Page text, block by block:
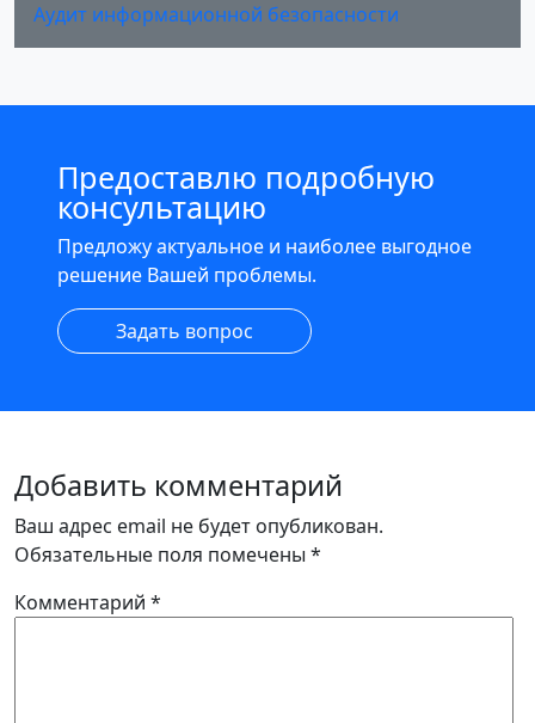
Аудит информационной безопасности
Предоставлю подробную
консультацию
Предложу актуальное и наиболее выгодное
решение Вашей проблемы.
Задать вопрос
Добавить комментарий
Ваш адрес email не будет опубликован.
Обязательные поля помечены *
Комментарий *